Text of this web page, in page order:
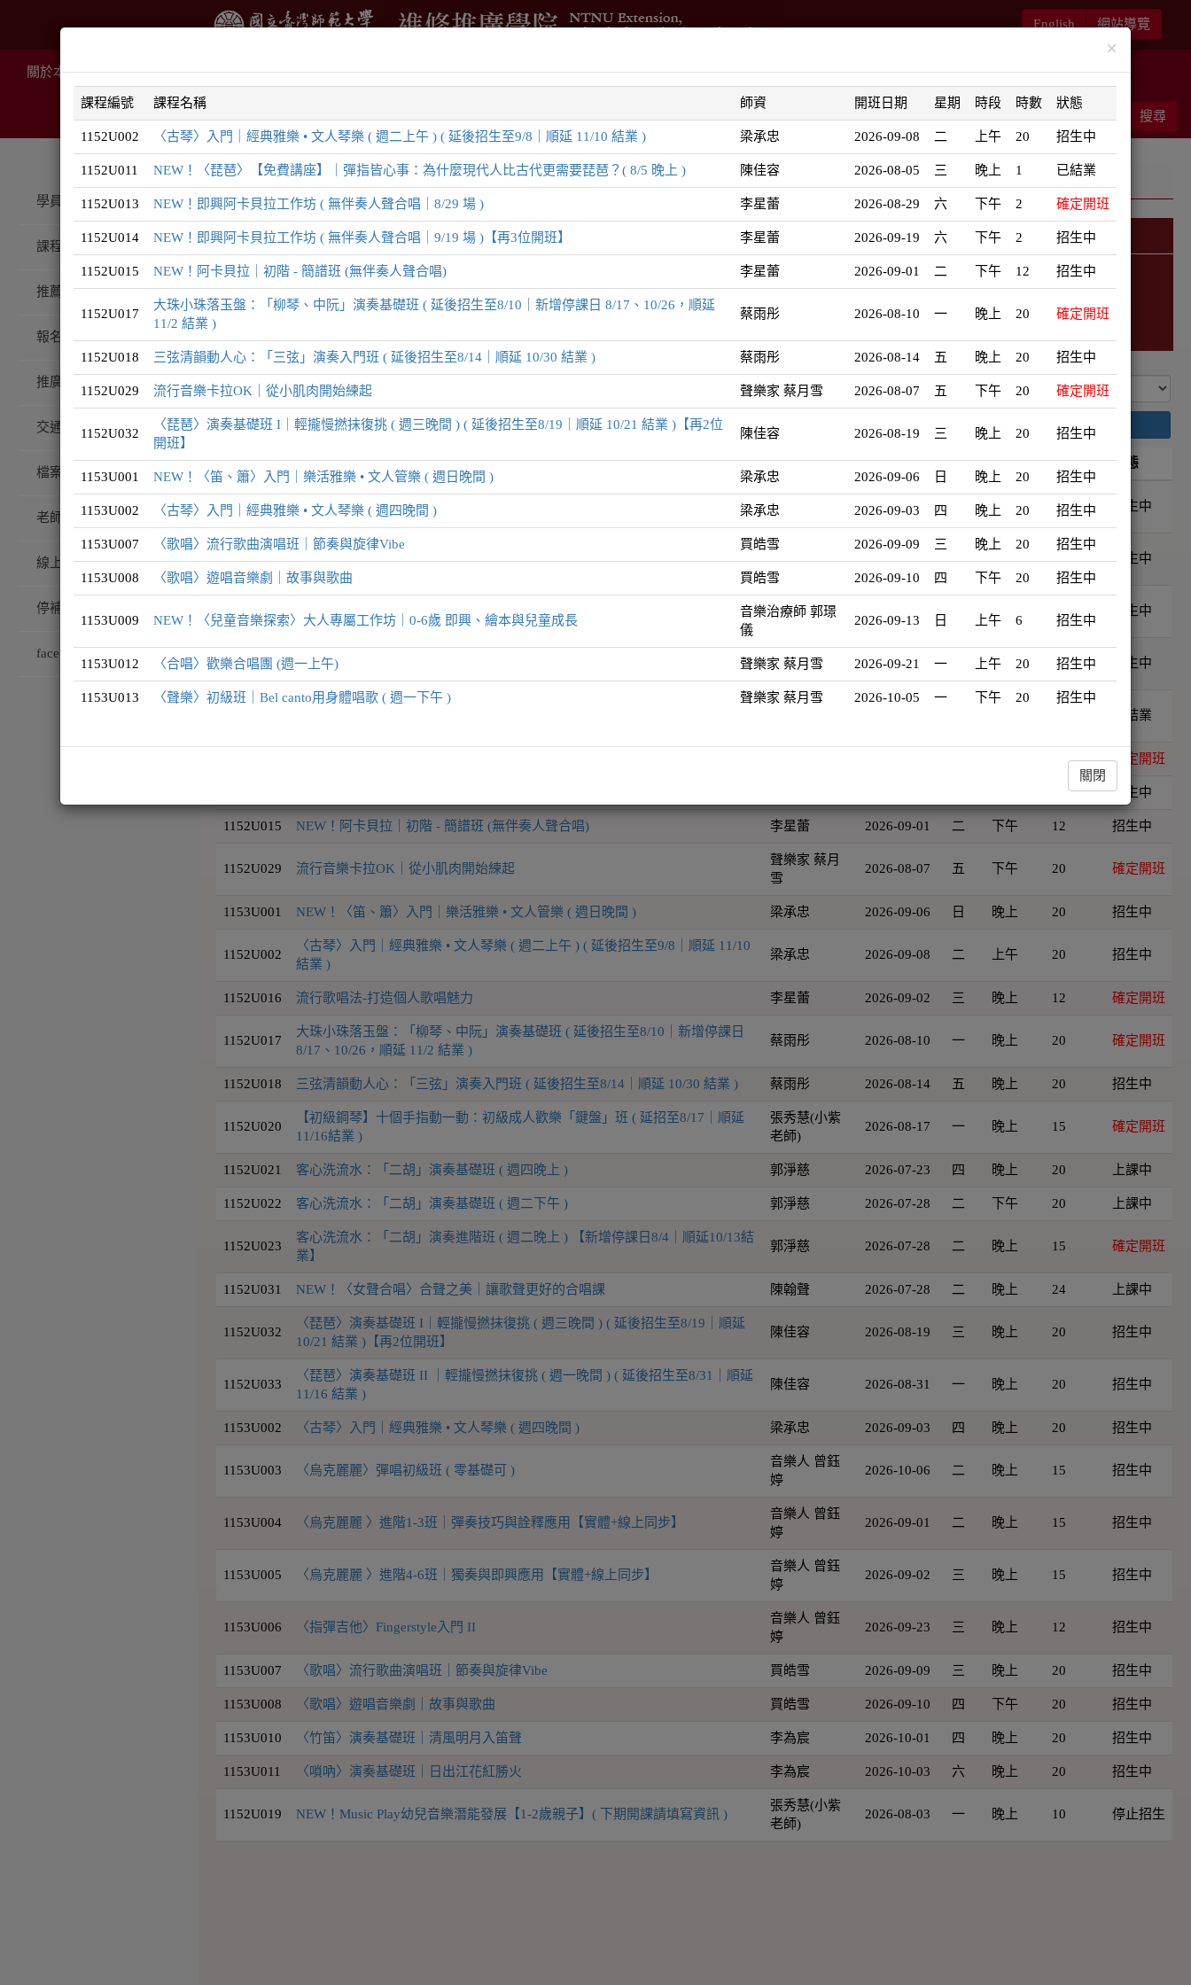
English 網站導覽
關於本院 推廣課程 線上課程 住宿服務 場地租借 進修學分班 國際與兩岸交流 測驗與培訓 企業委訓 華語書苑 師大新文藝復興
搜尋
0
學員登入
課程總覽
推薦課程
報名注意事項
推廣QA
交通/校園配置
檔案下載
老師專訪
線上藝廊
停補課查詢
facebook粉絲團
音樂 系列
搜尋
課程編號 課程名稱 師資 開班日期 星期 時段 時數 狀態
1153U009 NEW！〈兒童音樂探索〉大人專屬工作坊｜0-6歲 即興、繪本與兒童成長
音樂治療師
郭璟儀
2026-09-13 上午 6 招生中
1153U012 〈合唱〉歡樂合唱團 (週一上午)
聲樂家 蔡月
2026-09-21 一 上午 20 招生中
1153U013 〈聲樂〉初級班｜Bel canto用身體唱歌 ( 週一下午 )
聲樂家 蔡月
雪
下午 20 招生中
1153U014 〈聲樂〉進階班｜Bel canto用身體唱歌 ( 週五晚上 )
聲樂家 蔡月
雪
2026-10-16 晚上 20 招生中
NEW！〈琵琶〉【免費講座】｜彈指皆心事：為什麼現代人比古代更需要琵
已結業
確定開班
招生中
1152U015 NEW！阿卡貝拉｜初階 - 簡譜班 (無伴奏人聲合唱) 李星蕾 2026-09-01 二 下午 12 招生中
1152U029 流行音樂卡拉OK｜從小肌肉開始練起
聲樂家 蔡月
雪
2026-08-07 五 下午 20 確定開班
1153U001 NEW！〈笛、簫〉入門｜樂活雅樂 • 文人管樂 ( 週日晚間 ) 梁承忠 2026-09-06 日 晚上 20 招生中
1152U002
〈古琴〉入門｜經典雅樂 • 文人琴樂 ( 週二上午 ) ( 延後招生至9/8｜順延 11/10
結業 )
梁承忠 2026-09-08 二 上午 20 招生中
1152U016 流行歌唱法-打造個人歌唱魅力 李星蕾 2026-09-02 三 晚上 12 確定開班
1152U017
大珠小珠落玉盤：「柳琴、中阮」演奏基礎班 ( 延後招生至8/10｜新增停課日
8/17、10/26，順延 11/2 結業 )
蔡雨彤 2026-08-10 一 晚上 20 確定開班
1152U018 三弦清韻動人心：「三弦」演奏入門班 ( 延後招生至8/14｜順延 10/30 結業 ) 蔡雨彤 2026-08-14 五 晚上 20 招生中
1152U020
【初級鋼琴】十個手指動一動：初級成人歡樂「鍵盤」班 ( 延招至8/17｜順延
11/16結業 )
張秀慧(小紫
老師)
2026-08-17 一 晚上 15 確定開班
1152U021 客心洗流水：「二胡」演奏基礎班 ( 週四晚上 ) 郭淨慈 2026-07-23 四 晚上 20 上課中
1152U022 客心洗流水：「二胡」演奏基礎班 ( 週二下午 ) 郭淨慈 2026-07-28 二 下午 20 上課中
1152U023
客心洗流水：「二胡」演奏進階班 ( 週二晚上 ) 【新增停課日8/4｜順延10/13結
業】
郭淨慈 2026-07-28 二 晚上 15 確定開班
1152U031 NEW！〈女聲合唱〉合聲之美｜讓歌聲更好的合唱課 陳翰聲 2026-07-28 二 晚上 24 上課中
1152U032
〈琵琶〉演奏基礎班 I｜輕攏慢撚抹復挑 ( 週三晚間 ) ( 延後招生至8/19｜順延
10/21 結業 )【再2位開班】
陳佳容 2026-08-19 三 晚上 20 招生中
1152U033
〈琵琶〉演奏基礎班 II ｜輕攏慢撚抹復挑 ( 週一晚間 ) ( 延後招生至8/31｜順延
11/16 結業 )
陳佳容 2026-08-31 一 晚上 20 招生中
1153U002 〈古琴〉入門｜經典雅樂 • 文人琴樂 ( 週四晚間 ) 梁承忠 2026-09-03 四 晚上 20 招生中
1153U003 〈烏克麗麗〉彈唱初級班 ( 零基礎可 )
音樂人 曾鈺
婷
2026-10-06 二 晚上 15 招生中
1153U004 〈烏克麗麗 〉進階1-3班｜彈奏技巧與詮釋應用【實體+線上同步】
音樂人 曾鈺
婷
2026-09-01 二 晚上 15 招生中
1153U005 〈烏克麗麗 〉進階4-6班｜獨奏與即興應用【實體+線上同步】
音樂人 曾鈺
婷
2026-09-02 三 晚上 15 招生中
1153U006 〈指彈吉他〉Fingerstyle入門 II
音樂人 曾鈺
婷
2026-09-23 三 晚上 12 招生中
1153U007 〈歌唱〉流行歌曲演唱班｜節奏與旋律Vibe 買皓雪 2026-09-09 三 晚上 20 招生中
1153U008 〈歌唱〉遊唱音樂劇｜故事與歌曲 買皓雪 2026-09-10 四 下午 20 招生中
1153U010 〈竹笛〉演奏基礎班｜清風明月入笛聲 李為宸 2026-10-01 四 晚上 20 招生中
1153U011 〈嗩吶〉演奏基礎班｜日出江花紅勝火 李為宸 2026-10-03 六 晚上 20 招生中
1152U019 NEW！Music Play幼兒音樂潛能發展【1-2歲親子】( 下期開課請填寫資訊 )
張秀慧(小紫
老師)
2026-08-03 一 晚上 10 停止招生
×
課程編號 課程名稱 師資 開班日期 星期 時段 時數 狀態
1152U002 〈古琴〉入門｜經典雅樂 • 文人琴樂 ( 週二上午 ) ( 延後招生至9/8｜順延 11/10 結業 ) 梁承忠 2026-09-08 二 上午 20 招生中
1152U011 NEW！〈琵琶〉【免費講座】｜彈指皆心事：為什麼現代人比古代更需要琵琶？( 8/5 晚上 ) 陳佳容 2026-08-05 三 晚上 1 已結業
1152U013 NEW！即興阿卡貝拉工作坊 ( 無伴奏人聲合唱｜8/29 場 ) 李星蕾 2026-08-29 六 下午 2 確定開班
1152U014 NEW！即興阿卡貝拉工作坊 ( 無伴奏人聲合唱｜9/19 場 )【再3位開班】 李星蕾 2026-09-19 六 下午 2 招生中
1152U015 NEW！阿卡貝拉｜初階 - 簡譜班 (無伴奏人聲合唱) 李星蕾 2026-09-01 二 下午 12 招生中
1152U017
大珠小珠落玉盤：「柳琴、中阮」演奏基礎班 ( 延後招生至8/10｜新增停課日 8/17、10/26，順延
11/2 結業 )
蔡雨彤 2026-08-10 一 晚上 20 確定開班
1152U018 三弦清韻動人心：「三弦」演奏入門班 ( 延後招生至8/14｜順延 10/30 結業 ) 蔡雨彤 2026-08-14 五 晚上 20 招生中
1152U029 流行音樂卡拉OK｜從小肌肉開始練起 聲樂家 蔡月雪 2026-08-07 五 下午 20 確定開班
1152U032
〈琵琶〉演奏基礎班 I｜輕攏慢撚抹復挑 ( 週三晚間 ) ( 延後招生至8/19｜順延 10/21 結業 )【再2位
開班】
陳佳容 2026-08-19 三 晚上 20 招生中
1153U001 NEW！〈笛、簫〉入門｜樂活雅樂 • 文人管樂 ( 週日晚間 ) 梁承忠 2026-09-06 日 晚上 20 招生中
1153U002 〈古琴〉入門｜經典雅樂 • 文人琴樂 ( 週四晚間 ) 梁承忠 2026-09-03 四 晚上 20 招生中
1153U007 〈歌唱〉流行歌曲演唱班｜節奏與旋律Vibe 買皓雪 2026-09-09 三 晚上 20 招生中
1153U008 〈歌唱〉遊唱音樂劇｜故事與歌曲 買皓雪 2026-09-10 四 下午 20 招生中
1153U009 NEW！〈兒童音樂探索〉大人專屬工作坊｜0-6歲 即興、繪本與兒童成長
音樂治療師 郭璟
儀
2026-09-13 日 上午 6 招生中
1153U012 〈合唱〉歡樂合唱團 (週一上午) 聲樂家 蔡月雪 2026-09-21 一 上午 20 招生中
1153U013 〈聲樂〉初級班｜Bel canto用身體唱歌 ( 週一下午 ) 聲樂家 蔡月雪 2026-10-05 一 下午 20 招生中
關閉